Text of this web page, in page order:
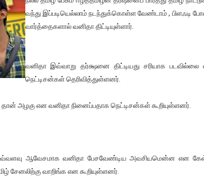
: ரஜினிக்காக இலங்கை பாடலாசிரியர் வெளியிட்ட...
- கொதித்தெழுந்த பிரதேசவாசிகள்!
கூடிய இடங்கள்...
செய்த முதியவருக்கு வழங்கப்பட்ட தண்டனை
கேணல் சங்கர் ஆகியோரின் நினைவெழுச்சி நாள் -
தமிழின அழிப்பிற்கு நீதி கேட்டு நடைபெற்ற
வந்து இப்படியெல்லாம் நடந்துக்கொள்ள வேண்டாம் , பிளஃடி
வார்த்தைகளால் வனிதா திட்டியுள்ளார்.
வனிதா இவ்வாறு தர்க்ஷனை திட்டியது சரியாக படவில்லை
நெட்டிசன்கள் தெரிவித்துள்ளனர்.
தான் அழகு என வனிதா நினைப்பதாக நெட்டிசன்கள் கூறியுள்ளனர்.
ஆவேசமாக வனிதா பேசவேண்டிய அவசியமென்ன என
சேனலிற்கு வாறிங்க என கூறியுள்ளனர்.